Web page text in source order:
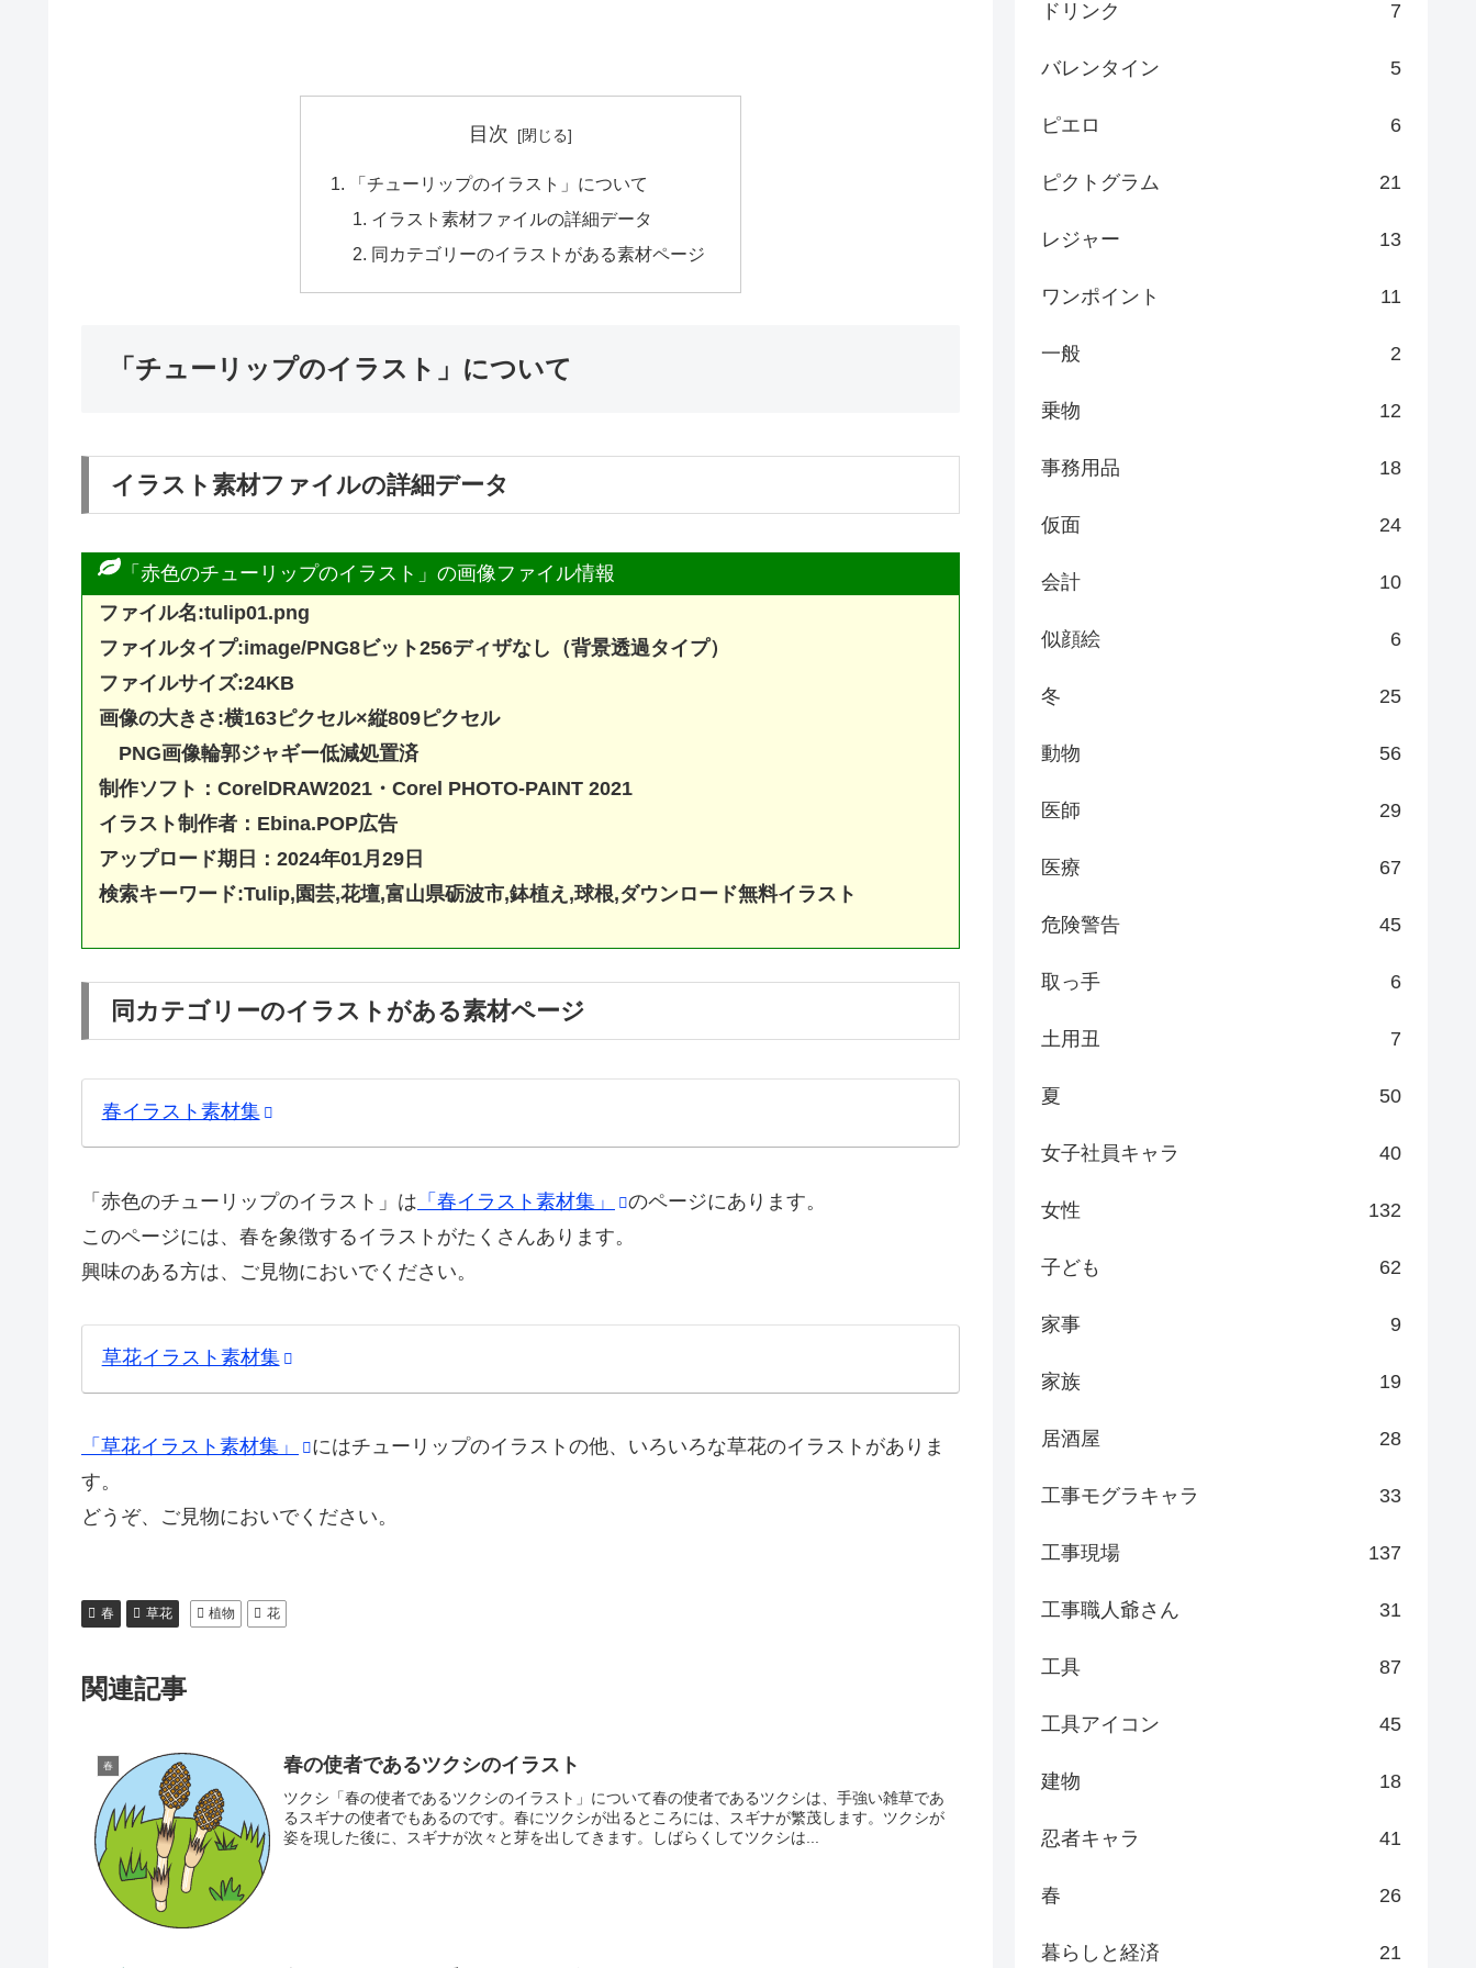
目次
「チューリップのイラスト」について
イラスト素材ファイルの詳細データ
同カテゴリーのイラストがある素材ページ
「チューリップのイラスト」について
イラスト素材ファイルの詳細データ
「赤色のチューリップのイラスト」の画像ファイル情報
ファイル名:tulip01.png
ファイルタイプ:image/PNG8ビット256ディザなし（背景透過タイプ）
ファイルサイズ:24KB
画像の大きさ:横163ピクセル×縦809ピクセル
PNG画像輪郭ジャギー低減処置済
制作ソフト： CorelDRAW2021・Corel PHOTO-PAINT 2021
イラスト制作者：Ebina.POP広告
アップロード期日：2024年01月29日
検索キーワード:Tulip,園芸,花壇,富山県砺波市,鉢植え,球根,ダウンロード無料イラスト
同カテゴリーのイラストがある素材ページ
春イラスト素材集
「赤色のチューリップのイラスト」は 「春イラスト素材集」
のページにあります。
このページには、春を象徴するイラストがたくさんあります。
興味のある方は、ご見物においでください。
草花イラスト素材集
「草花イラスト素材集」
にはチューリップのイラストの他、いろいろな草花のイラストがありま
す。
どうぞ、ご見物においでください。
春 草花 植物 花
関連記事
春 春の使者であるツクシのイラスト
ツクシ「春の使者であるツクシのイラスト」について春の使者であるツクシは、手強い雑草であ
るスギナの使者でもあるのです。春にツクシが出るところには、スギナが繁茂します。ツクシが
姿を現した後に、スギナが次々と芽を出してきます。しばらくしてツクシは...
ドリンク 7
バレンタイン 5
ピエロ 6
ピクトグラム 21
レジャー 13
ワンポイント 11
一般 2
乗物 12
事務用品 18
仮面 24
会計 10
似顔絵 6
冬 25
動物 56
医師 29
医療 67
危険警告 45
取っ手 6
土用丑 7
夏 50
女子社員キャラ 40
女性 132
子ども 62
家事 9
家族 19
居酒屋 28
工事モグラキャラ 33
工事現場 137
工事職人爺さん 31
工具 87
工具アイコン 45
建物 18
忍者キャラ 41
春 26
暮らしと経済 21